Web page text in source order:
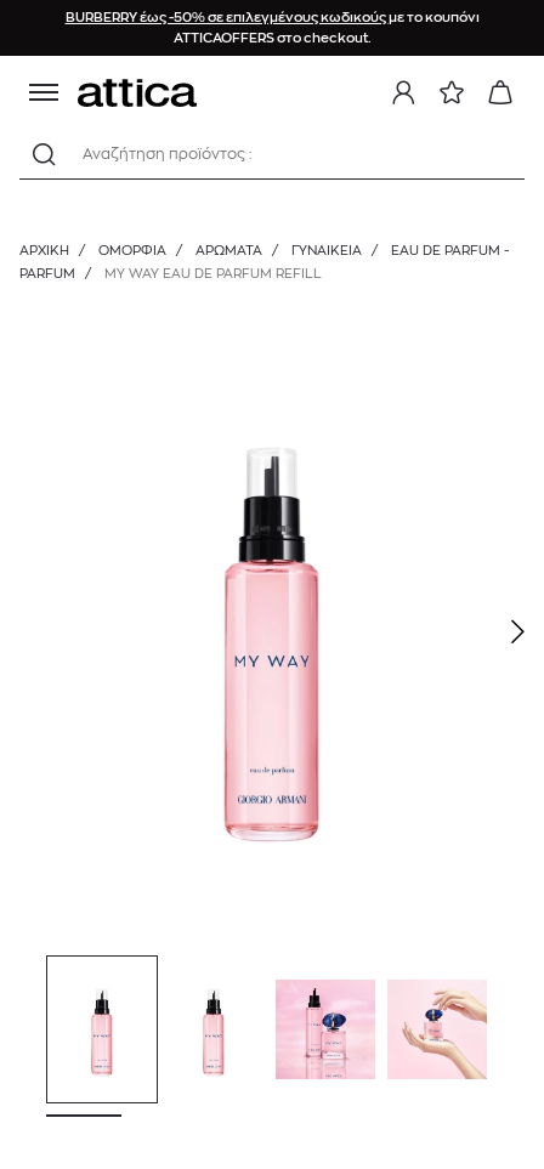
BURBERRY έως -50% σε επιλεγμένους κωδικούςμε το κουπόνι
ATTICAOFFERS στο checkout.
Αναζήτηση προϊόντος :
ΑΡΧΙΚΉ / ΟΜΟΡΦΙΑ / ΑΡΩΜΑΤΑ / ΓΥΝΑΙΚΕΊΑ /
EAU DE PARFUM -
PARFUM
/ MY WAY EAU DE PARFUM REFILL